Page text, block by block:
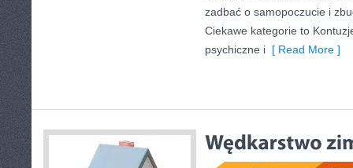
zadbać o samopoczucie i
Ciekawe kategorie to
psychiczne i [ Read More ]